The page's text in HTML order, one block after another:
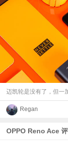
迈凯轮是没有了，但一
Regan
OPPO Reno Ace